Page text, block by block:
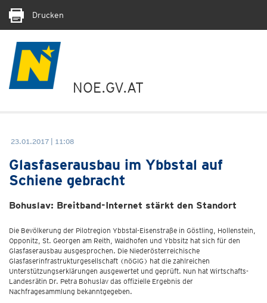
Drucken
NOE.GV.AT
23.01.2017 | 11:08
Glasfaserausbau im Ybbstal auf
Schiene gebracht
Bohuslav: Breitband-Internet stärkt den Standort
Die Bevölkerung der Pilotregion Ybbstal-Eisenstraße in Göstling, Hollenstein,
Opponitz, St. Georgen am Reith, Waidhofen und Ybbsitz hat sich für den
Glasfaserausbau ausgesprochen. Die Niederösterreichische
Glasfaserinfrastrukturgesellschaft (nöGIG) hat die zahlreichen
Unterstützungserklärungen ausgewertet und geprüft. Nun hat Wirtschafts-
Landesrätin Dr. Petra Bohuslav das offizielle Ergebnis der
Nachfragesammlung bekanntgegeben.